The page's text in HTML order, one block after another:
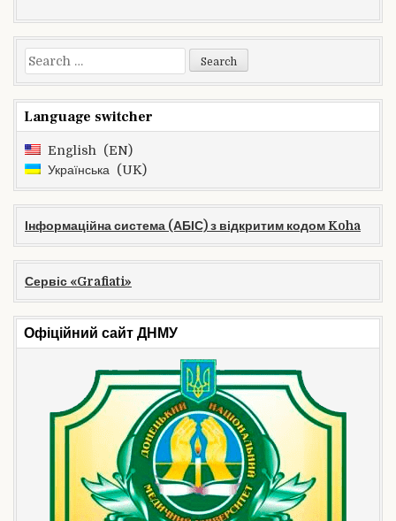
Search
for:
Language switcher
English
EN
Українська
UK
Інформаційна система (АБІС) з відкритим кодом Koha
Сервіс «Grafiati»
Офіційний сайт ДНМУ